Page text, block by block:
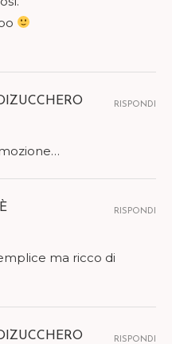
RISPONDI
ma ricco di
RISPONDI
RISPONDI